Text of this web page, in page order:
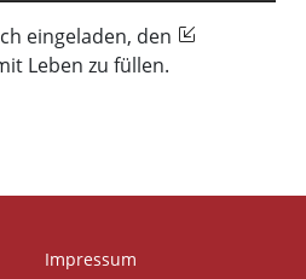
eingeladen, den
Leben zu füllen.
Impressum